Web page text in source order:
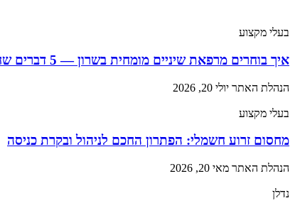
בעלי מקצוע
איך בוחרים מרפאת שיניים מומחית בשרון — 5 דברים שחשוב לבדוק
הנהלת האתר יולי 20, 2026
בעלי מקצוע
מחסום זרוע חשמלי: הפתרון החכם לניהול ובקרת כניסה
הנהלת האתר מאי 20, 2026
נדלן